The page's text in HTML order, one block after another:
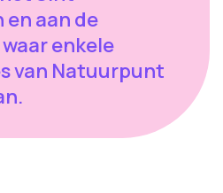
en aan de
enkele
van Natuurpunt